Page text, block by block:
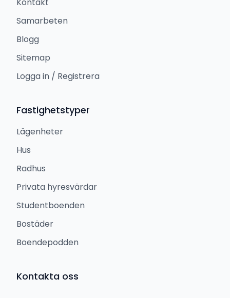
Kontakt
Samarbeten
Blogg
Sitemap
Logga in / Registrera
Fastighetstyper
Lägenheter
Hus
Radhus
Privata hyresvärdar
Studentboenden
Bostäder
Boendepodden
Kontakta oss